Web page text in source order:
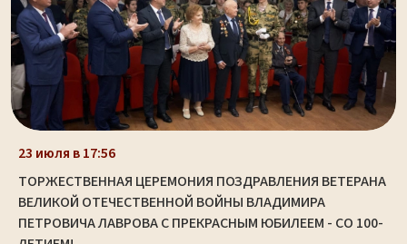
23 июля в 17:56
ТОРЖЕСТВЕННАЯ ЦЕРЕМОНИЯ ПОЗДРАВЛЕНИЯ ВЕТЕРАНА
ВЕЛИКОЙ ОТЕЧЕСТВЕННОЙ ВОЙНЫ ВЛАДИМИРА
ПЕТРОВИЧА ЛАВРОВА С ПРЕКРАСНЫМ ЮБИЛЕЕМ - СО 100-